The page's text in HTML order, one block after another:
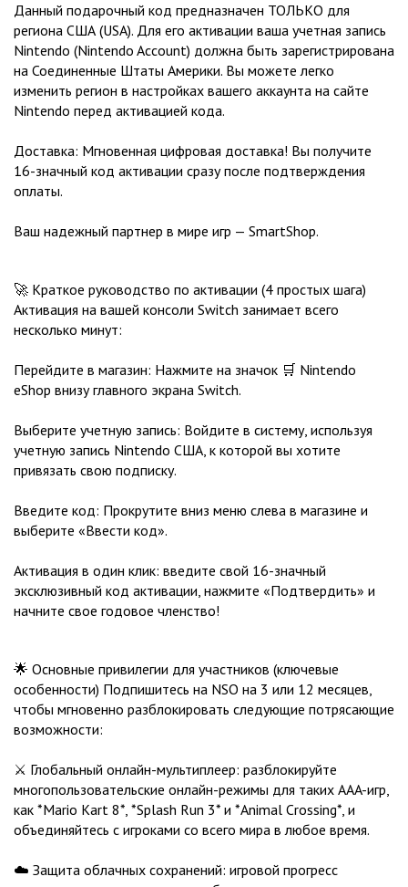
Данный подарочный код предназначен ТОЛЬКО для
региона США (USA). Для его активации ваша учетная запись
Nintendo (Nintendo Account) должна быть зарегистрирована
на Соединенные Штаты Америки. Вы можете легко
изменить регион в настройках вашего аккаунта на сайте
Nintendo перед активацией кода.
Доставка: Мгновенная цифровая доставка! Вы получите
16-значный код активации сразу после подтверждения
оплаты.
Ваш надежный партнер в мире игр — SmartShop.
🚀 Краткое руководство по активации (4 простых шага)
Активация на вашей консоли Switch занимает всего
несколько минут:
Перейдите в магазин: Нажмите на значок 🛒 Nintendo
eShop внизу главного экрана Switch.
Выберите учетную запись: Войдите в систему, используя
учетную запись Nintendo США, к которой вы хотите
привязать свою подписку.
Введите код: Прокрутите вниз меню слева в магазине и
выберите «Ввести код».
Активация в один клик: введите свой 16-значный
эксклюзивный код активации, нажмите «Подтвердить» и
начните свое годовое членство!
🌟 Основные привилегии для участников (ключевые
особенности) Подпишитесь на NSO на 3 или 12 месяцев,
чтобы мгновенно разблокировать следующие потрясающие
возможности:
⚔️ Глобальный онлайн-мультиплеер: разблокируйте
многопользовательские онлайн-режимы для таких AAA-игр,
как *Mario Kart 8*, *Splash Run 3* и *Animal Crossing*, и
объединяйтесь с игроками со всего мира в любое время.
☁️ Защита облачных сохранений: игровой прогресс